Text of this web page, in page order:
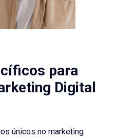
para
Digital
únicos no marketing